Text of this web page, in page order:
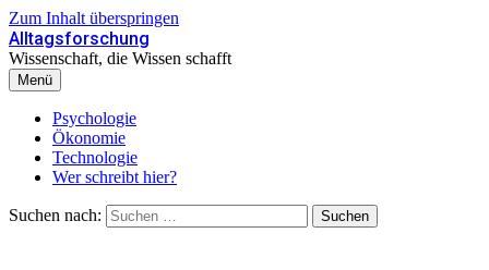
Zum Inhalt überspringen
Alltagsforschung
Wissenschaft, die Wissen schafft
Menü
Psychologie
Ökonomie
Technologie
Wer schreibt hier?
Suchen nach: